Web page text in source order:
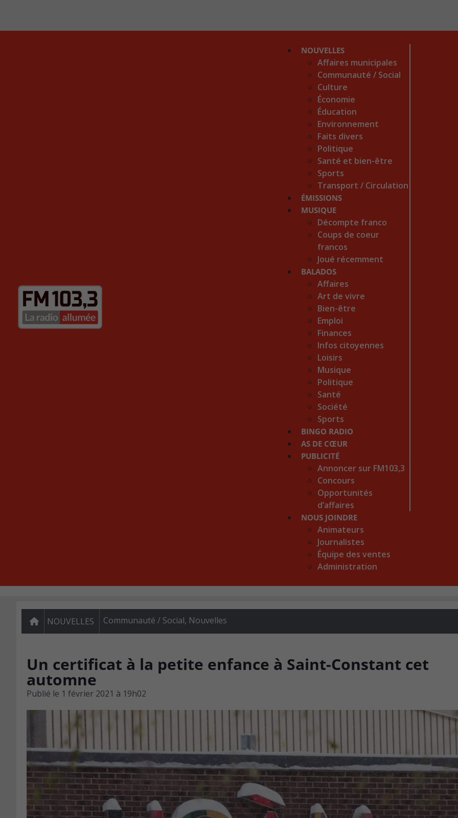
NOUVELLES
Affaires municipales
Communauté / Social
Culture
Économie
Éducation
Environnement
Faits divers
Politique
Santé et bien-être
Sports
Transport / Circulation
ÉMISSIONS
MUSIQUE
Décompte franco
Coups de coeur
francos
Joué récemment
BALADOS
Affaires
Art de vivre
Bien-être
Emploi
Finances
Infos citoyennes
Loisirs
Musique
Politique
Santé
Société
Sports
BINGO RADIO
AS DE CŒUR
PUBLICITÉ
Annoncer sur FM103,3
Concours
Opportunités
d’affaires
NOUS JOINDRE
Animateurs
Journalistes
Équipe des ventes
Administration
NOUVELLES Communauté / Social, Nouvelles
Un certificat à la petite enfance à Saint-Constant cet
automne
Publié le 1 février 2021 à 19h02